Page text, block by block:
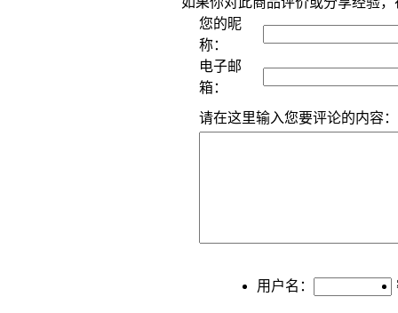
您的昵
称：
电子邮
箱：
请在这里输入您要评论的内容：
用户名：